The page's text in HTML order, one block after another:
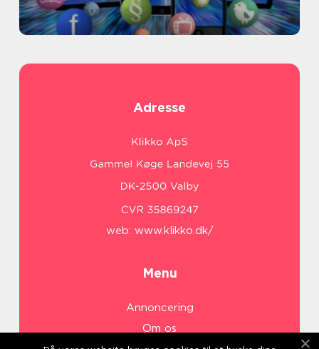
Adresse
web: www.klikko.dk/
Menu
Annoncering
Om os